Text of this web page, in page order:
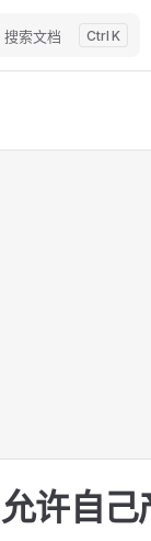
搜索文档 K
允许自己